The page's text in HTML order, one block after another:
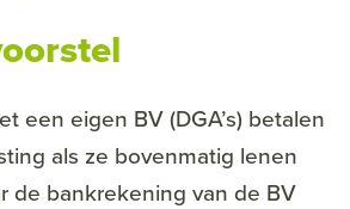
een eigen BV (DGA’s) betalen
als ze bovenmatig lenen
de bankrekening van de BV